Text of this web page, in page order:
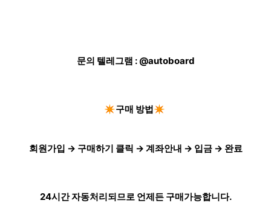
문의 텔레그램 : @autoboard
✴️구매 방법✴️
회원가입 → 구매하기 클릭 → 계좌안내 → 입금 → 완료
24시간 자동처리되므로 언제든 구매가능합니다.